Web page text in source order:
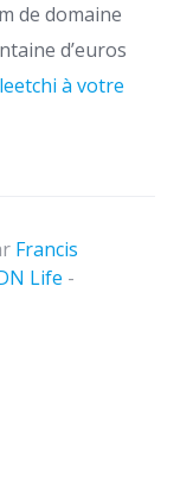
de domaine
d’euros
à votre
Francis
Life -